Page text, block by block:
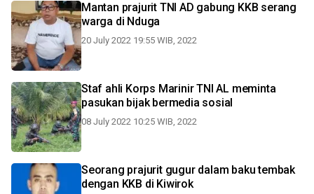
Mantan prajurit TNI AD gabung KKB serang
warga di Nduga
20 July 2022 19:55 WIB, 2022
Staf ahli Korps Marinir TNI AL meminta
pasukan bijak bermedia sosial
08 July 2022 10:25 WIB, 2022
Seorang prajurit gugur dalam baku tembak
dengan KKB di Kiwirok